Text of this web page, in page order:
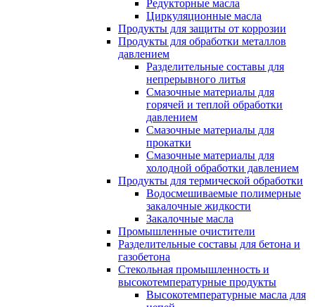
Редукторные масла
Циркуляционные масла
Продукты для защиты от коррозии
Продукты для обработки металлов
давлением
Разделительные составы для
непрерывного литья
Смазочные материалы для
горячей и теплой обработки
давлением
Смазочные материалы для
прокатки
Смазочные материалы для
холодной обработки давлением
Продукты для термической обработки
Водосмешиваемые полимерные
закалочные жидкости
Закалочные масла
Промышленные очистители
Разделительные составы для бетона и
газобетона
Стекольная промышленность и
высокотемпературные продукты
Высокотемпературные масла для